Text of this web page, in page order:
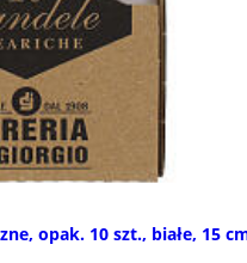
opak. 10 szt., białe, 15